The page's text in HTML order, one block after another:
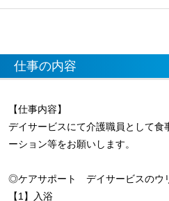
仕事の内容
【仕事内容】
デイサービスにて介護職員として食
ーション等をお願いします。
◎ケアサポート デイサービスのウ
【1】入浴